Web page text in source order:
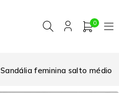
0
Sandália feminina salto médio